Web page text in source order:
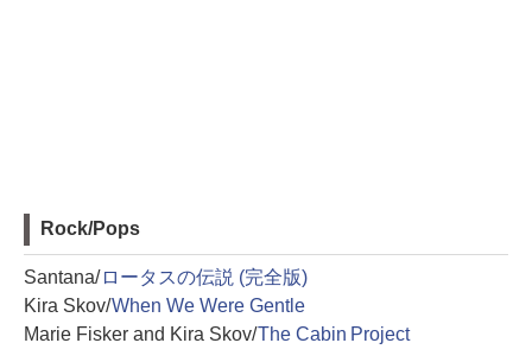
Rock/Pops
Santana/ロータスの伝説 (完全版)
Kira Skov/When We Were Gentle
Marie Fisker and Kira Skov/The Cabin Project